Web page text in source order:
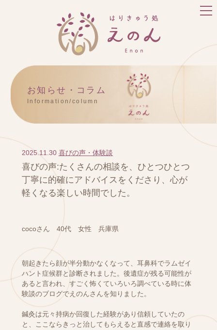
お知らせ・コラム
Information/column
2025.11.30 喜びの声・体験談
喜びの声:たくさんの相談を、ひとつひとつ
丁寧に的確にアドバイスをくださり、心が
軽くなる楽しい時間でした。
cocoさん 40代 女性 兵庫県
朝起きたら顔が半分動かなくなって、耳鼻科でラムゼイ
ハント症候群と診断されました。後遺症が残る可能性が
あると言われ、すごく怖くていろいろ調べている時に体
験談のブログでえのんさんを知りました。
鍼灸は元々持病か回復した経験があり信頼していたの
と、ここならきっと治してもらえると直感で連絡を取り